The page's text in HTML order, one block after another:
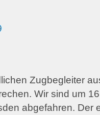
Zugbegleiter
Wir sind um
abgefahren. Der